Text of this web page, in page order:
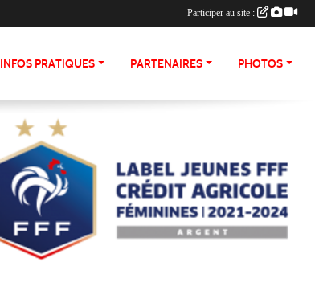
INFOS PRATIQUES PARTENAIRES PHOTOS
Participer au site :